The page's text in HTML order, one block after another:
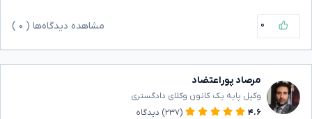
۰ مشاهده دیدگاه‌ها ( ۰
مرصاد پوراعتضاد
وکیل پایه یک کانون وکلای دادگستری
۴.۶
(۲۳۷) دیدگاه